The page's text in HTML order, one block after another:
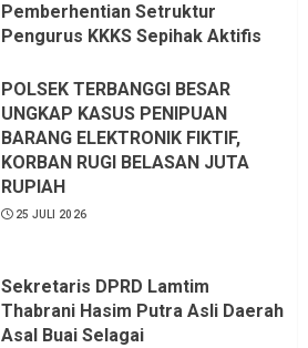
Pemberhentian Setruktur
Pengurus KKKS Sepihak Aktifis
Sangat menantang Aturan dan
Dapat saya pastikan penuh Unsur
KKN, dan Unsur Politik.
6 AGUSTUS 2026
POLSEK TERBANGGI BESAR
UNGKAP KASUS PENIPUAN
BARANG ELEKTRONIK FIKTIF,
KORBAN RUGI BELASAN JUTA
RUPIAH
25 JULI 2026
Sekretaris DPRD Lamtim
Thabrani Hasim Putra Asli Daerah
Asal Buai Selagai